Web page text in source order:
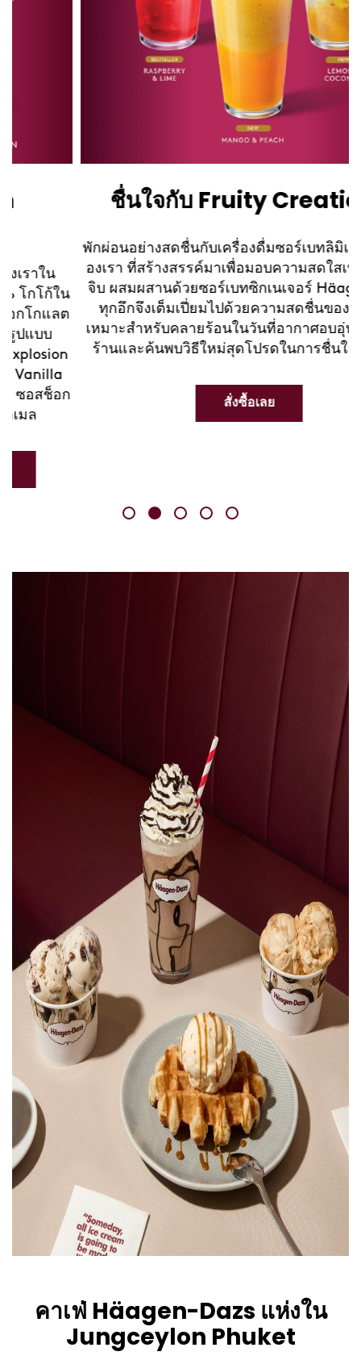
ชื่นใจกับ Fruity Creations
พักผ่อนอย่างสดชื่นกับเครื่องดื่มซอร์เบทลิมิเต็ดอิดิชั่นข
องเรา ที่สร้างสรรค์มาเพื่อมอบความสดใสเบาๆ ในทุก
จิบ ผสมผสานด้วยซอร์เบทซิกเนเจอร์ Häagen-Dazs
ทุกอึกจึงเต็มเปี่ยมไปด้วยความสดชื่นของผลไม้ —
เหมาะสำหรับคลายร้อนในวันที่อากาศอบอุ่น แวะมาที่
ร้านและค้นพบวิธีใหม่สุดโปรดในการชื่นใจของคุณ
คาเฟ่ Häagen-Dazs แห่งใน
Jungceylon Phuket